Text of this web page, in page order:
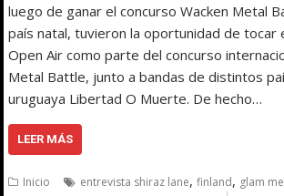
luego de ganar el concurso Wacken Metal
país natal, tuvieron la oportunidad de tocar
Open Air como parte del concurso
Metal Battle, junto a bandas de distintos
uruguaya Libertad O Muerte. De hecho…
LEER MÁS
Inicio entrevista shiraz lane,finland, glam